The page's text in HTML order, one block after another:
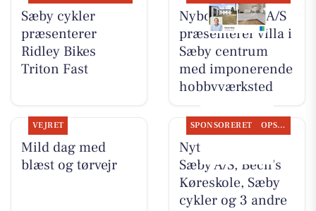
Sæby cykler
præsenterer
Ridley Bikes
Triton Fast
Nybolig Sæby A/S
præsenterer villa i
Sæby centrum
med imponerende
hobbyværksted
VEJRET
Mild dag med
blæst og tørvejr
SPONSORERET OPSLAGSTAVLEN
Nyt fra Nybolig
Sæby A/S, Bech's
Køreskole, Sæby
cykler og 3 andre